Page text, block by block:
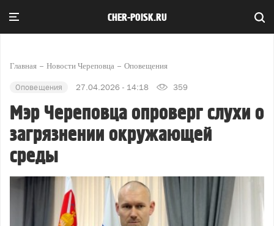
CHER-POISK.RU
Главная Новости Череповца Оповещения
Оповещения 27.04.2026 - 14:18 359
Мэр Череповца опроверг слухи о
загрязнении окружающей
среды